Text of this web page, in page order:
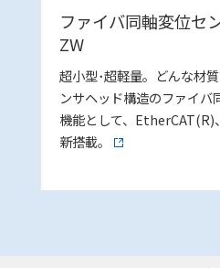
ファイバ同軸変位セ
ZW
超小型･超軽量。どんな材
ンサヘッド構造のファイバ
機能として、
新搭載。